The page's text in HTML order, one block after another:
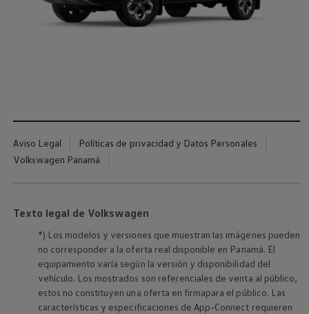
Aviso Legal
Políticas de privacidad y Datos Personales
Volkswagen Panamá
Texto legal de Volkswagen
*) Los modelos y versiones que muestran las imágenes pueden
no corresponder a la oferta real disponible en Panamá. El
equipamiento varía según la versión y disponibilidad del
vehículo. Los mostrados son referenciales de venta al público,
estos no constituyen una oferta en firmapara el público. Las
características y especificaciones de App-Connect requieren